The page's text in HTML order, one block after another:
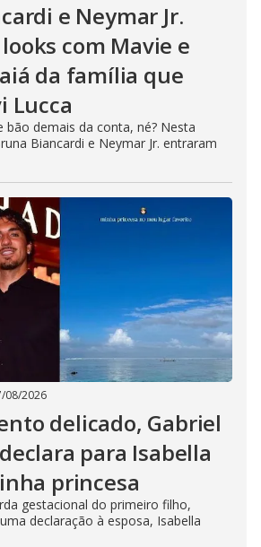
e Neymar Jr.
com Mavie e
da família que
Lucca
bão demais da conta, né? Nesta
Biancardi e Neymar Jr. entraram
08/2026
delicado, Gabriel
para Isabella
princesa
gestacional do primeiro filho,
declaração à esposa, Isabella